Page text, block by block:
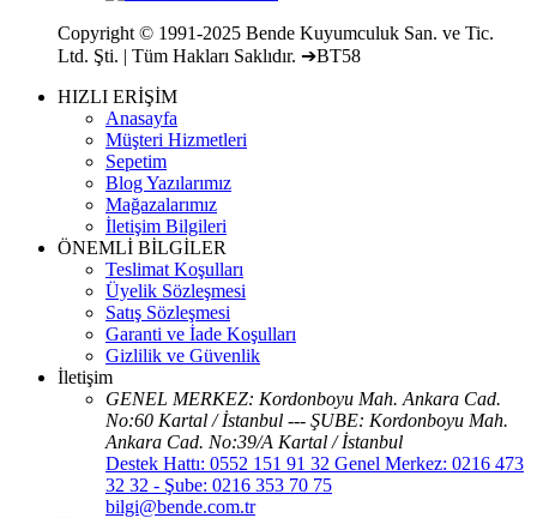
Copyright © 1991-2025 Bende Kuyumculuk San. ve Tic.
Ltd. Şti. | Tüm Hakları Saklıdır. ➔BT58
HIZLI ERİŞİM
Anasayfa
Müşteri Hizmetleri
Sepetim
Blog Yazılarımız
Mağazalarımız
İletişim Bilgileri
ÖNEMLİ BİLGİLER
Teslimat Koşulları
Üyelik Sözleşmesi
Satış Sözleşmesi
Garanti ve İade Koşulları
Gizlilik ve Güvenlik
İletişim
GENEL MERKEZ: Kordonboyu Mah. Ankara Cad.
No:60 Kartal / İstanbul --- ŞUBE: Kordonboyu Mah.
Ankara Cad. No:39/A Kartal / İstanbul
Destek Hattı: 0552 151 91 32 Genel Merkez: 0216 473
32 32 - Şube: 0216 353 70 75
bilgi@bende.com.tr